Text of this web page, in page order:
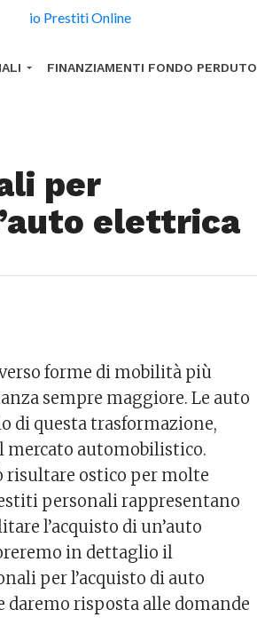
FINANZIAMENTI FONDO PERDUTO
per
elettrica
forme di mobilità più
sempre maggiore. Le auto
di questa trasformazione,
mercato automobilistico.
risultare ostico per molte
personali rappresentano
l’acquisto di un’auto
in dettaglio il
per l’acquisto di auto
daremo risposta alle domande